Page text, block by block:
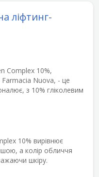
ліфтинг-
Complex 10%,
Nuova, - це
з 10% гліколевим
10% вирівнює
а колір обличчя
шкіру.